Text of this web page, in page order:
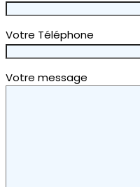
Votre Téléphone
Votre message